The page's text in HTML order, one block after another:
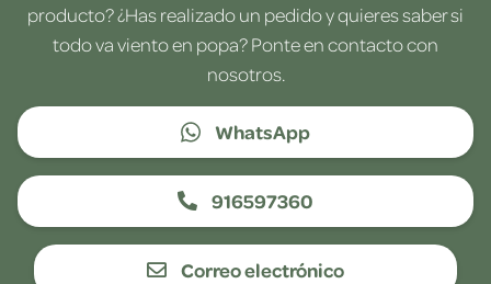
producto? ¿Has realizado un pedido y quieres saber si
todo va viento en popa? Ponte en contacto con
nosotros.
WhatsApp
916597360
Correo electrónico